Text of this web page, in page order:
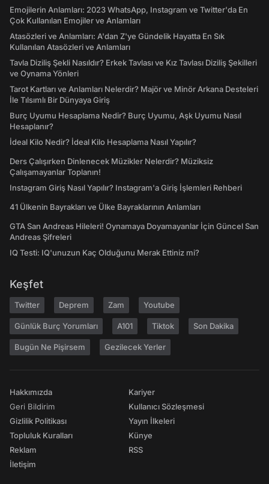
Emojilerin Anlamları: 2023 WhatsApp, Instagram ve Twitter'da En
Çok Kullanılan Emojiler ve Anlamları
Atasözleri ve Anlamları: A'dan Z'ye Gündelik Hayatta En Sık
Kullanılan Atasözleri ve Anlamları
Tavla Diziliş Şekli Nasıldır? Erkek Tavlası ve Kız Tavlası Diziliş Şekilleri
ve Oynama Yönleri
Tarot Kartları ve Anlamları Nelerdir? Majör ve Minör Arkana Desteleri
İle Tılsımlı Bir Dünyaya Giriş
Burç Uyumu Hesaplama Nedir? Burç Uyumu, Aşk Uyumu Nasıl
Hesaplanır?
İdeal Kilo Nedir? İdeal Kilo Hesaplama Nasıl Yapılır?
Ders Çalışırken Dinlenecek Müzikler Nelerdir? Müziksiz
Çalışamayanlar Toplanın!
Instagram Giriş Nasıl Yapılır? Instagram'a Giriş İşlemleri Rehberi
41 Ülkenin Bayrakları ve Ülke Bayraklarının Anlamları
GTA San Andreas Hileleri! Oynamaya Doyamayanlar İçin Güncel San
Andreas Şifreleri
IQ Testi: IQ'unuzun Kaç Olduğunu Merak Ettiniz mi?
Keşfet
Twitter Deprem Zam Youtube
Günlük Burç Yorumları A101 Tiktok Son Dakika
Bugün Ne Pişirsem Gezilecek Yerler
Hakkımızda
Geri Bildirim
Gizlilik Politikası
Topluluk Kuralları
Reklam
İletişim
Kariyer
Kullanıcı Sözleşmesi
Yayın İlkeleri
Künye
RSS